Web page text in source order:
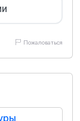
Пожаловаться